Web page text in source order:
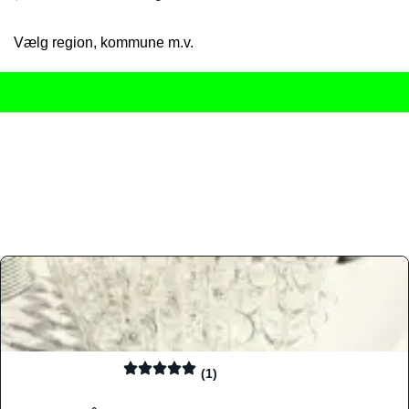
Vælg region, kommune m.v.
(1)